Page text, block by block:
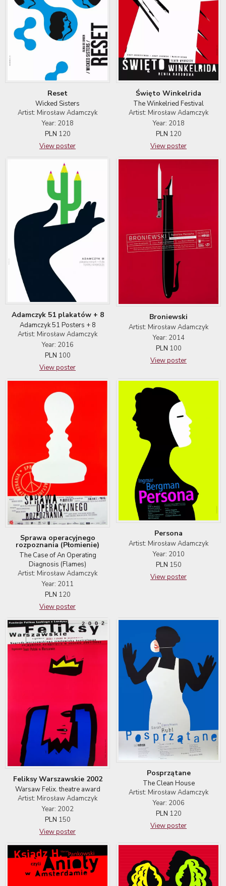
Reset
Wicked Sisters
Artist: Mirosław Adamczyk
Year: 2018
PLN 120
View poster
Święto Winkelrida
The Winkelried Festival
Artist: Mirosław Adamczyk
Year: 2018
PLN 120
View poster
Adamczyk 51 plakatów + 8
Adamczyk 51 Posters + 8
Artist: Mirosław Adamczyk
Year: 2016
PLN 100
View poster
Broniewski
Artist: Mirosław Adamczyk
Year: 2014
PLN 100
View poster
Sprawa operacyjnego
rozpoznania (Płomienie)
The Case of An Operating
Diagnosis (Flames)
Artist: Mirosław Adamczyk
Year: 2011
PLN 120
View poster
Persona
Artist: Mirosław Adamczyk
Year: 2010
PLN 150
View poster
Feliksy Warszawskie 2002
Warsaw Felix. theatre award
Artist: Mirosław Adamczyk
Year: 2002
PLN 150
View poster
Posprzątane
The Clean House
Artist: Mirosław Adamczyk
Year: 2006
PLN 120
View poster